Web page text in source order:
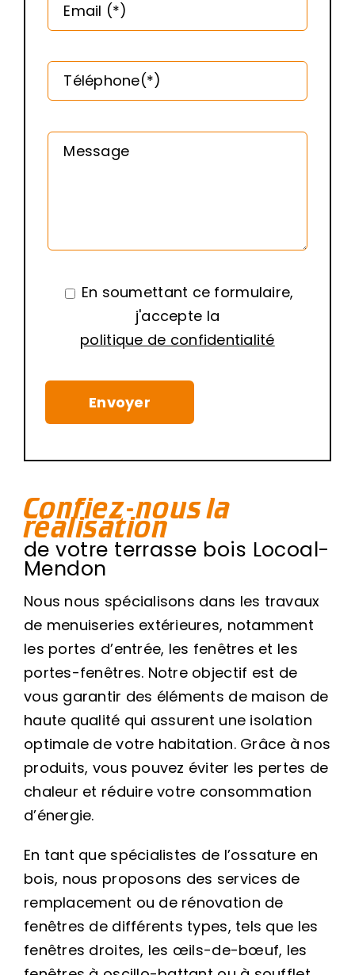
Email (*)
Téléphone(*)
Message
En soumettant ce formulaire,
j'accepte la
politique de confidentialité
Confiez-nous la
réalisation
de votre terrasse bois Locoal-
Mendon
Nous nous spécialisons dans les travaux
de menuiseries extérieures, notamment
les portes d’entrée, les fenêtres et les
portes-fenêtres. Notre objectif est de
vous garantir des éléments de maison de
haute qualité qui assurent une isolation
optimale de votre habitation. Grâce à nos
produits, vous pouvez éviter les pertes de
chaleur et réduire votre consommation
d’énergie.
En tant que spécialistes de l’ossature en
bois, nous proposons des services de
remplacement ou de rénovation de
fenêtres de différents types, tels que les
fenêtres droites, les œils-de-bœuf, les